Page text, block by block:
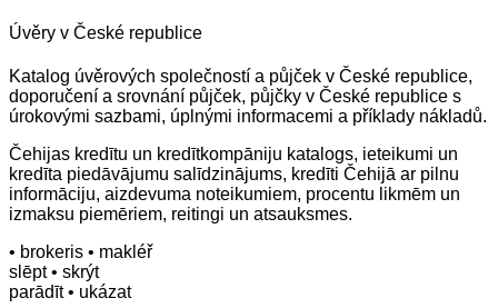
Úvěry v České republice
Katalog úvěrových společností a půjček v České republice,
doporučení a srovnání půjček, půjčky v České republice s
úrokovými sazbami, úplnými informacemi a příklady nákladů.
Čehijas kredītu un kredītkompāniju katalogs, ieteikumi un
kredīta piedāvājumu salīdzinājums, kredīti Čehijā ar pilnu
informāciju, aizdevuma noteikumiem, procentu likmēm un
izmaksu piemēriem, reitingi un atsauksmes.
• brokeris • makléř
slēpt• skrýt
parādīt• ukázat